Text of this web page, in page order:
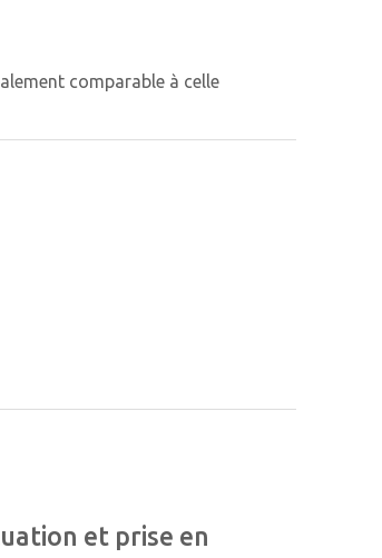
comparable à celle
et prise en